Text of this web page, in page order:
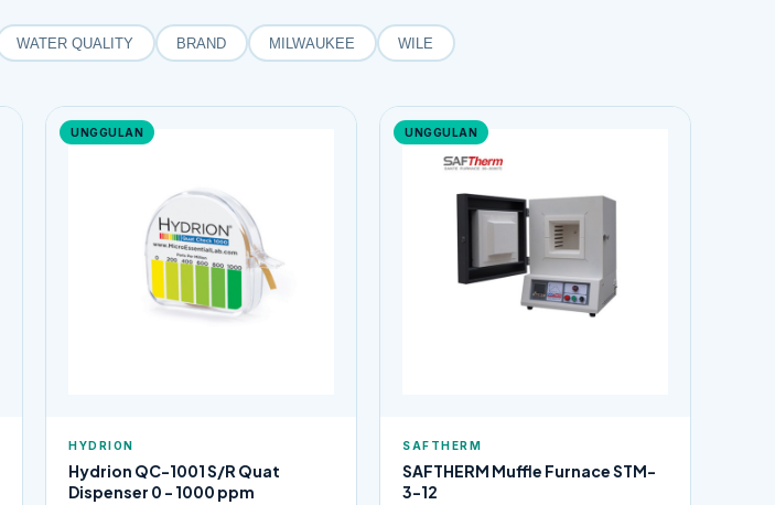
WATER QUALITY BRAND MILWAUKEE WILE
UNGGULAN
HYDRION
Hydrion QC-1001 S/R Quat
Dispenser 0 - 1000 ppm
UNGGULAN
SAFTHERM
SAFTHERM Muffle Furnace STM-
3-12